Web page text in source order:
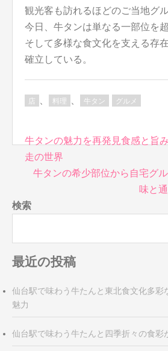
観光客も訪れるほどのご当地グ
今日、牛タンは単なる一部位を
そして多様な食文化を支える存
確立している。
店 料理 牛タン グルメ
投
稿
ナ
ゲ
ー
ョ
ン
牛タンの魅力を再発見食感と旨
走の世界
牛タンの希少部位から自宅グ
味と
検索
最近の投稿
仙台駅で味わう牛たんと東北食文化多彩
魅力
仙台駅で味わう牛たんと四季折々の食彩